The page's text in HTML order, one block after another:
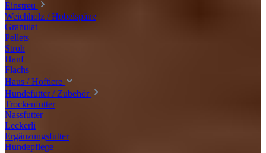
Einstreu
Weichholz / Hobelspäne
Granulat
Pellets
Stroh
Hanf
Flachs
Haus / Hoftiere
Hundefutter / Zubehör
Trockenfutter
Nassfutter
Leckerli
Ergänzungsfutter
Hundepflege